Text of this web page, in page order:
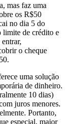
mas faz uma
os R$50
no dia 5 do
limite de crédito e
o cheque
uma solução
de dinheiro.
10 dias)
juros menores.
Portanto,
especial, maior